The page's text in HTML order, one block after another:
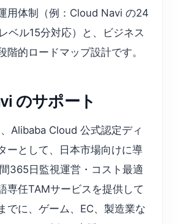
用体制（例：Cloud Navi の24
ベル15分対応）と、ビジネス
階的ロードマップ設計です。
のサポート
Alibaba Cloud 公式認定ディ
ーとして、日本市場向けに導
365日監視運営・コスト最適
専任TAMサービスを提供して
でに、ゲーム、EC、製造業な